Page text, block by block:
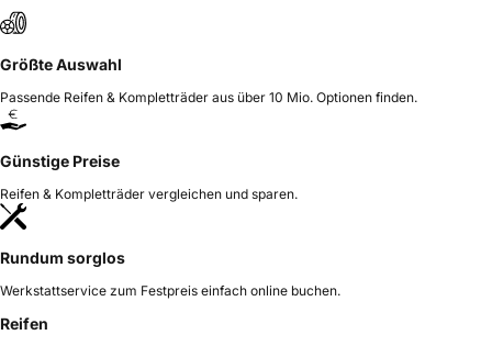
Größte Auswahl
Passende Reifen & Kompletträder aus über 10 Mio. Optionen finden.
Günstige Preise
Reifen & Kompletträder vergleichen und sparen.
Rundum sorglos
Werkstattservice zum Festpreis einfach online buchen.
Reifen